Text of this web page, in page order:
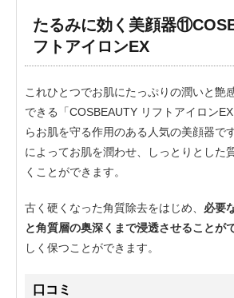
たるみに効く美顔器
フトアイロンEX
これひとつでお肌にたっぷりの潤いと艶
できる「COSBEAUTY リフトアイロン
らお肌を守る作用のある人気の美顔器で
によってお肌を潤わせ、しっとりとした
くことができます。
古く硬くなった角質除去をはじめ、 必要
と角質層の奥深くまで浸透させることが
しく保つことができます。
口コミ